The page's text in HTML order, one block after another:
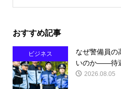
おすすめ記事
ビジネス
なぜ警備員の
いのか――待
2026.08.05